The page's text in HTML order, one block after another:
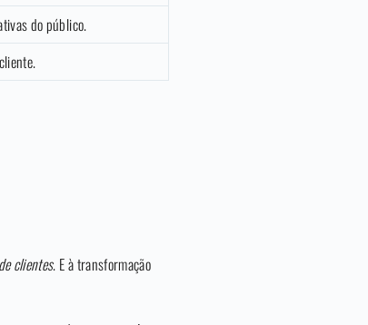
do público.
clientes. E à transformação